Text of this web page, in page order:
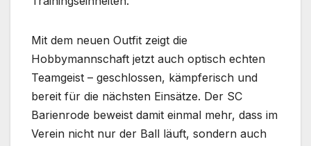
Mit dem neuen Outfit zeigt die
Hobbymannschaft jetzt auch optisch echten
Teamgeist – geschlossen, kämpferisch und
bereit für die nächsten Einsätze. Der SC
Barienrode beweist damit einmal mehr, dass im
Verein nicht nur der Ball läuft, sondern auch